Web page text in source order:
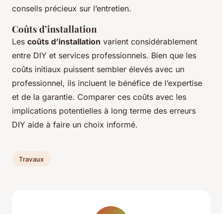
conseils précieux sur l’entretien.
Coûts d’installation
Les coûts d’installation varient considérablement
entre DIY et services professionnels. Bien que les
coûts initiaux puissent sembler élevés avec un
professionnel, ils incluent le bénéfice de l’expertise
et de la garantie. Comparer ces coûts avec les
implications potentielles à long terme des erreurs
DIY aide à faire un choix informé.
Travaux